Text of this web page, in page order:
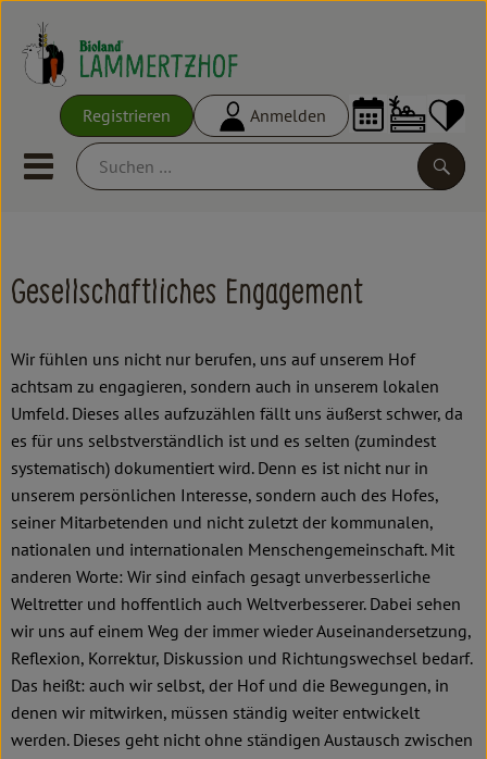
Registrieren Anmelden
Mobiles Menu öffnen oder
Frisches
Empfehlungen
Vorratskammer
Großgebinde
Kochen & Backen
Süß & Pikant
Haushalt
Einkaufen
Gesellschaftliches Engagement
Wir fühlen uns nicht nur berufen, uns auf unserem Hof
achtsam zu engagieren, sondern auch in unserem lokalen
Umfeld. Dieses alles aufzuzählen fällt uns äußerst schwer, da
es für uns selbstverständlich ist und es selten (zumindest
systematisch) dokumentiert wird. Denn es ist nicht nur in
unserem persönlichen Interesse, sondern auch des Hofes,
seiner Mitarbetenden und nicht zuletzt der kommunalen,
nationalen und internationalen Menschengemeinschaft. Mit
anderen Worte: Wir sind einfach gesagt unverbesserliche
Weltretter und hoffentlich auch Weltverbesserer. Dabei sehen
wir uns auf einem Weg der immer wieder Auseinandersetzung,
Reflexion, Korrektur, Diskussion und Richtungswechsel bedarf.
Das heißt: auch wir selbst, der Hof und die Bewegungen, in
denen wir mitwirken, müssen ständig weiter entwickelt
werden. Dieses geht nicht ohne ständigen Austausch zwischen